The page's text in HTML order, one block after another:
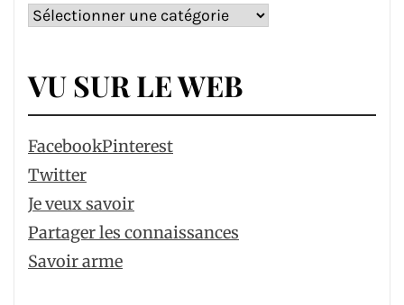
Catégories
VU SUR LE WEB
FacebookPinterest
Twitter
Je veux savoir
Partager les connaissances
Savoir arme